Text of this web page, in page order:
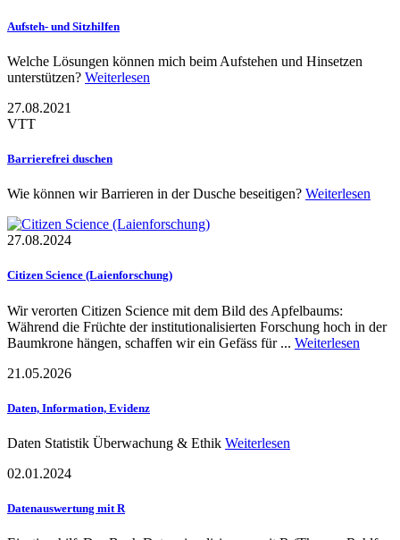
Aufsteh- und Sitzhilfen
Welche Lösungen können mich beim Aufstehen und Hinsetzen
unterstützen? Weiterlesen
27.08.2021
VTT
Barrierefrei duschen
Wie können wir Barrieren in der Dusche beseitigen? Weiterlesen
27.08.2024
Citizen Science (Laienforschung)
Wir verorten Citizen Science mit dem Bild des Apfelbaums:
Während die Früchte der institutionalisierten Forschung hoch in der
Baumkrone hängen, schaffen wir ein Gefäss für ... Weiterlesen
21.05.2026
Daten, Information, Evidenz
Daten Statistik Überwachung & Ethik Weiterlesen
02.01.2024
Datenauswertung mit R